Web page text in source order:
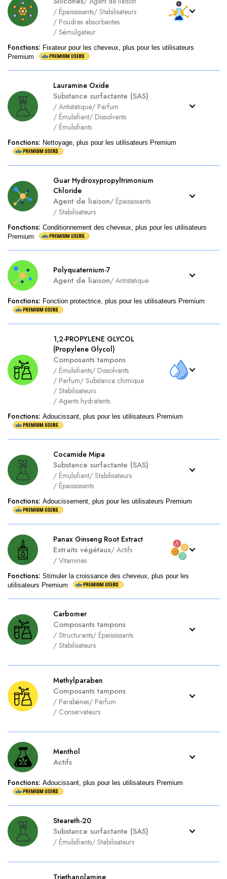
/ Épaississants/ Stabilisateurs
/ Poudres absorbantes
/ Sémulgateur
Fonctions: Fixateur pour les cheveux, plus pour les utilisateurs
Premium
Lauramine Oxide
Substance surfactante (SAS)
/ Antistatique/ Parfum
/ Émulsifiant/ Dissolvants
/ Émulsifiants
Fonctions: Nettoyage, plus pour les utilisateurs Premium
Guar Hydroxypropyltrimonium
Chloride
Agent de liaison/ Épaississants
/ Stabilisateurs
Fonctions: Conditionnement des cheveux, plus pour les utilisateurs
Premium
Polyquaternium-7
Agent de liaison/ Antistatique
Fonctions: Fonction protectrice, plus pour les utilisateurs Premium
1,2-PROPYLENE GLYCOL
(Propylene Glycol)
Composants tampons
/ Émulsifiants/ Dissolvants
/ Parfum/ Substance chimique
/ Stabilisateurs
/ Agents hydratants.
Fonctions: Adoucissant, plus pour les utilisateurs Premium
Cocamide Mipa
Substance surfactante (SAS)
/ Émulsifiant/ Stabilisateurs
/ Épaississants
Fonctions: Adoucissement, plus pour les utilisateurs Premium
Panax Ginseng Root Extract
Extraits végétaux/ Actifs
/ Vitamines
Fonctions: Stimuler la croissance des cheveux, plus pour les
utilisateurs Premium
Carbomer
Composants tampons
/ Structurants/ Épaississants
/ Stabilisateurs
Methylparaben
Composants tampons
/ Parabènes/ Parfum
/ Conservateurs
Menthol
Actifs
Fonctions: Adoucissant, plus pour les utilisateurs Premium
Steareth-20
Substance surfactante (SAS)
/ Émulsifiants/ Stabilisateurs
Triethanolamine